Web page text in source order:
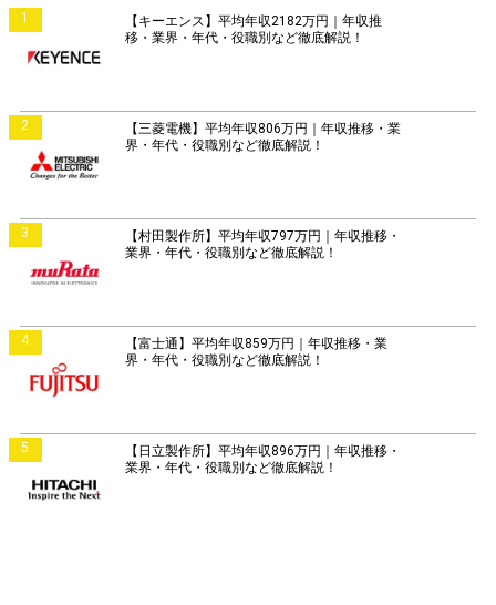
1
【キーエンス】平均年収2182万円｜年収推
移・業界・年代・役職別など徹底解説！
2
【三菱電機】平均年収806万円｜年収推移・業
界・年代・役職別など徹底解説！
3
【村田製作所】平均年収797万円｜年収推移・
業界・年代・役職別など徹底解説！
4
【富士通】平均年収859万円｜年収推移・業
界・年代・役職別など徹底解説！
5
【日立製作所】平均年収896万円｜年収推移・
業界・年代・役職別など徹底解説！